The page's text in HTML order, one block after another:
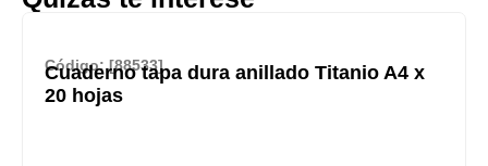
Código: [88533]
Cuaderno tapa dura anillado Titanio A4 x
20 hojas